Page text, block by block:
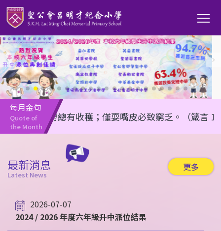
移至主內容
Main
每月金句
Quote of
the Month
任何勤勞總有收穫；僅耍嘴皮必致窮乏。（箴言 14:23）
最新消息
Latest News
更多
2026-07-07
2024 / 2026 年度六年級升中派位結果